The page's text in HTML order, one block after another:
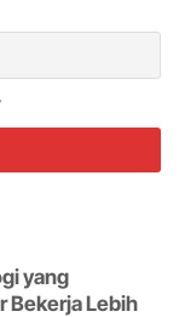
yang
Bekerja Lebih